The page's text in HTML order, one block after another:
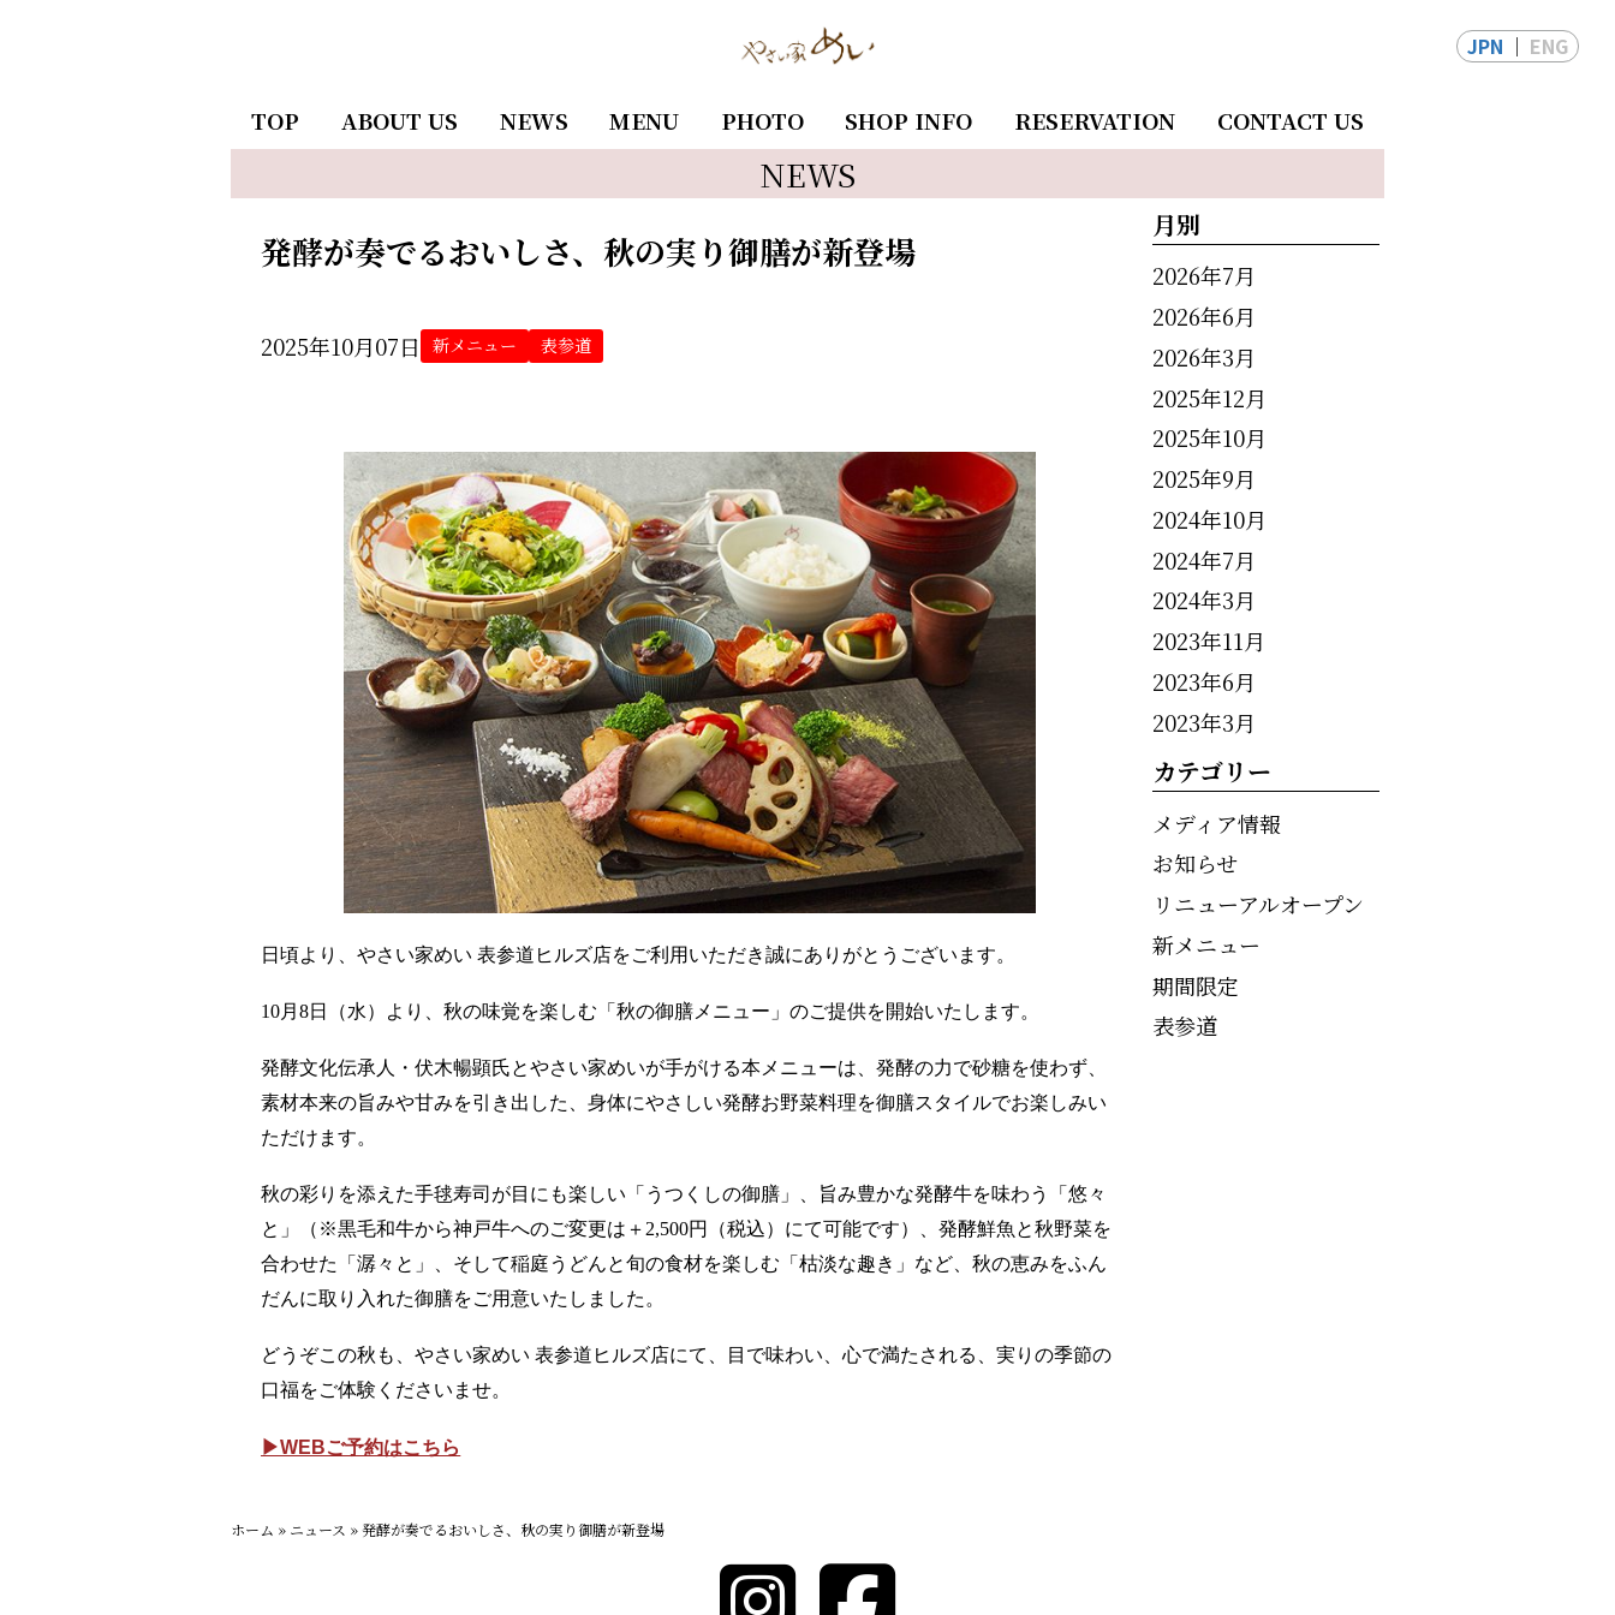
TOP ABOUT US NEWS MENU PHOTO SHOP INFO RESERVATION CONTACT US
JPN ENG
NEWS
発酵が奏でるおいしさ、秋の実り御膳が新登場
2025年10月07日 新メニュー 表参道
日頃より、やさい家めい 表参道ヒルズ店をご利用いただき誠にありがとうございます。
10月8日（水）より、秋の味覚を楽しむ「秋の御膳メニュー」のご提供を開始いたします。
発酵文化伝承人・伏木暢顕氏とやさい家めいが手がける本メニューは、発酵の力で砂糖を使わず、
素材本来の旨みや甘みを引き出した、身体にやさしい発酵お野菜料理を御膳スタイルでお楽しみい
ただけ ます。
秋の彩りを添えた手毬寿司が目にも楽しい「うつくしの御膳」、
旨み豊かな発酵牛を味わう「悠々
と」（※黒毛和牛から神戸牛へのご変更は＋2,500円（税込）にて可能です）、発酵鮮魚と秋野菜を
合わせた「潺々と」、 そして稲庭うどんと旬の食材を楽しむ「枯淡な趣き」など、秋の恵みをふん
だんに取り入れた御膳をご用意いたしました。
どうぞこの秋も、やさい家めい 表参道ヒルズ店にて、目で味わい、心で満たされる、実りの季節の
口福をご体験くださいませ。
▶WEBご予約はこちら
月別
2026年7月
2026年6月
2026年3月
2025年12月
2025年10月
2025年9月
2024年10月
2024年7月
2024年3月
2023年11月
2023年6月
2023年3月
カテゴリー
メディア情報
お知らせ
リニューアルオープン
新メニュー
期間限定
表参道
ホーム » ニュース »発酵が奏でるおいしさ、秋の実り御膳が新登場